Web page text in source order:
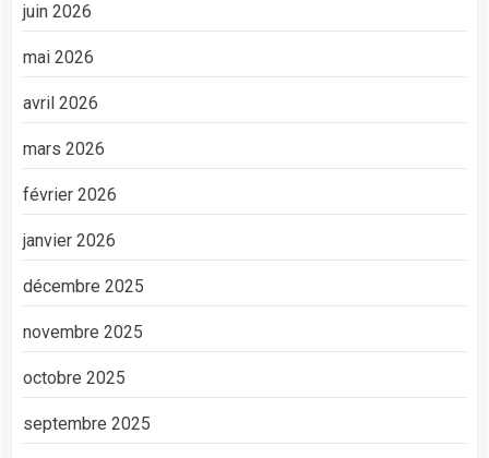
juin 2026
mai 2026
avril 2026
mars 2026
février 2026
janvier 2026
décembre 2025
novembre 2025
octobre 2025
septembre 2025